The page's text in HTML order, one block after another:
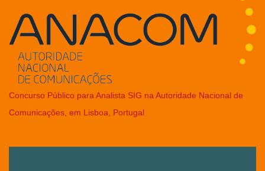
Concurso Público para Analista SIG na Autoridade Nacional de
Comunicações, em Lisboa, Portugal